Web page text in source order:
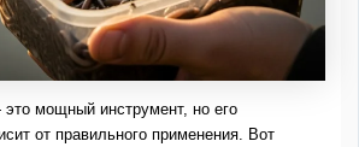
мощный инструмент, но его
от правильного применения. Вот